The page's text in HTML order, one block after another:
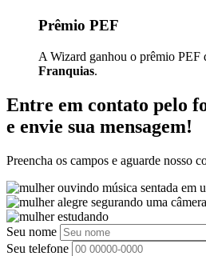
Prêmio PEF
A Wizard ganhou o prêmio PEF
Franquias.
Entre em contato pelo
e envie sua mensagem!
Preencha os campos e aguarde nosso
Seu nome
Seu telefone